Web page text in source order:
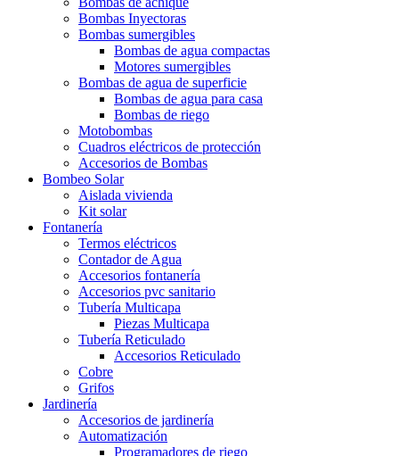
Bombas Inyectoras
Bombas sumergibles
Bombas de agua compactas
Motores sumergibles
Bombas de agua de superficie
Bombas de agua para casa
Bombas de riego
Motobombas
Cuadros eléctricos de protección
Accesorios de Bombas
Bombeo Solar
Aislada vivienda
Kit solar
Fontanería
Termos eléctricos
Contador de Agua
Accesorios fontanería
Accesorios pvc sanitario
Tubería Multicapa
Piezas Multicapa
Tubería Reticulado
Accesorios Reticulado
Cobre
Grifos
Jardinería
Accesorios de jardinería
Automatización
Programadores de riego